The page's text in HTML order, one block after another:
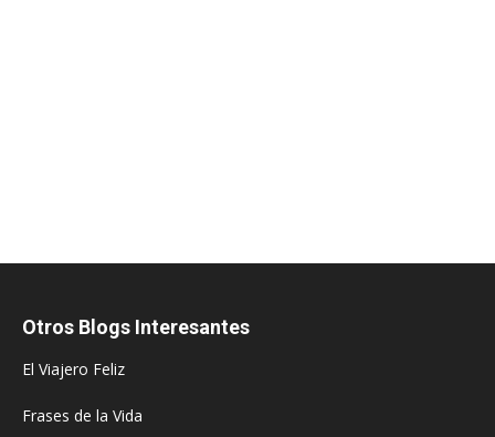
Otros Blogs Interesantes
El Viajero Feliz
Frases de la Vida